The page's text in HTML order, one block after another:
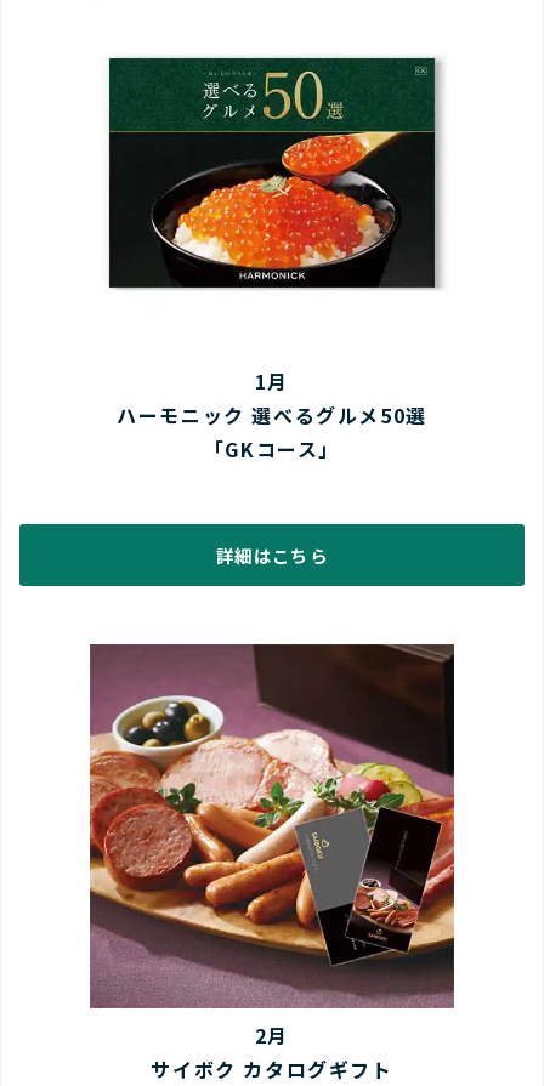
1月
ハーモニック 選べるグルメ50選
「GKコース」
詳細はこちら
2月
サイボク カタログギフト